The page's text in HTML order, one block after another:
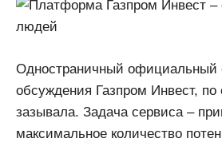
Одностраничный официальный
обсуждения Газпром Инвест,
зазывала. Задача сервиса –
максимальное количество